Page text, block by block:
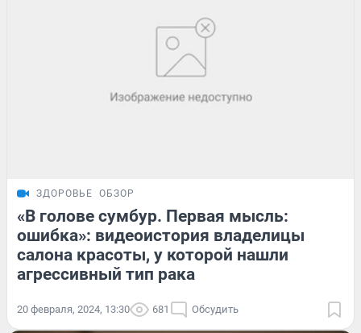
ЗДОРОВЬЕ ОБЗОР
«В голове сумбур. Первая мысль:
ошибка»: видеоистория владелицы
салона красоты, у которой нашли
агрессивный тип рака
20 февраля, 2024, 13:30 681 Обсудить